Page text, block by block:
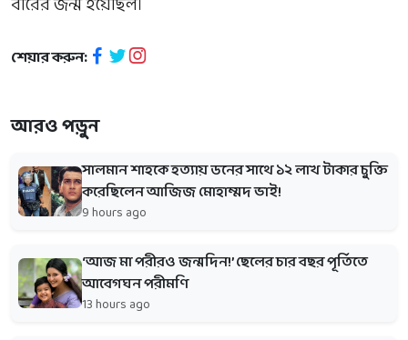
শেয়ার করুন:
আরও পড়ুন
সালমান শাহকে হত্যায় ডনের সাথে ১২ লাখ টাকার চুক্তি
করেছিলেন আজিজ মোহাম্মদ ভাই!
9 hours ago
‘আজ মা পরীরও জন্মদিন!’ ছেলের চার বছর পূর্তিতে
আবেগঘন পরীমণি
13 hours ago